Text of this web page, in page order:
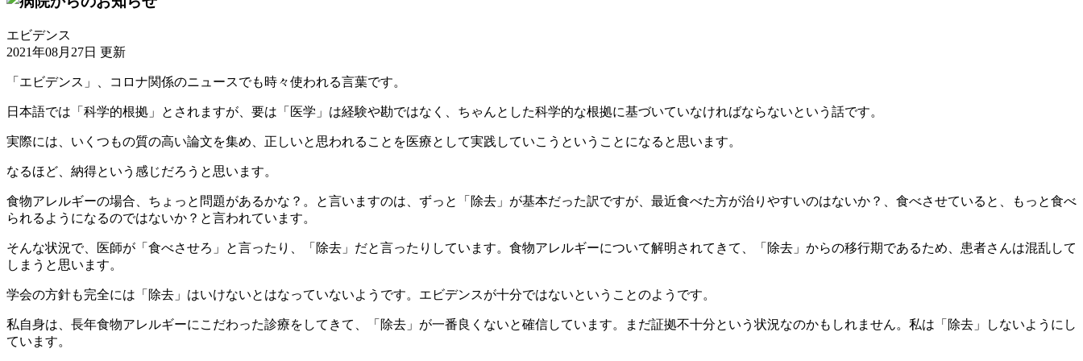
エビデンス
2021年08月27日 更新
「エビデンス」、コロナ関係のニュースでも時々使われる言葉です。
日本語では「科学的根拠」とされますが、要は「医学」は経験や勘ではなく、ちゃんとした科学的な根拠に基づいていなければならないという話です。
実際には、いくつもの質の高い論文を集め、正しいと思われることを医療として実践していこうということになると思います。
なるほど、納得という感じだろうと思います。
食物アレルギーの場合、ちょっと問題があるかな？。と言いますのは、ずっと「除去」が基本だった訳ですが、最近食べた方が治りやすいのはないか？、食べさせていると、もっと食べ
られるようになるのではないか？と言われています。
そんな状況で、医師が「食べさせろ」と言ったり、「除去」だと言ったりしています。食物アレルギーについて解明されてきて、「除去」からの移行期であるため、患者さんは混乱して
しまうと思います。
学会の方針も完全には「除去」はいけないとはなっていないようです。エビデンスが十分ではないということのようです。
私自身は、長年食物アレルギーにこだわった診療をしてきて、「除去」が一番良くないと確信しています。まだ証拠不十分という状況なのかもしれません。私は「除去」しないようにし
ています。